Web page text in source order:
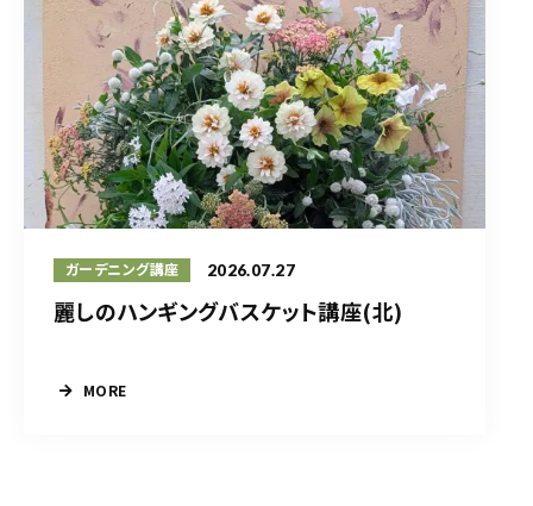
ガーデニング講座 2026.07.27
麗しのハンギングバスケット講座(北)
MORE